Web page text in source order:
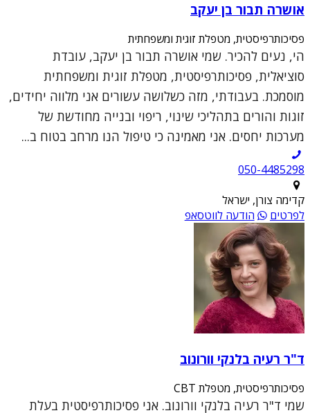
אושרה תבור בן יעקב
פסיכותרפיסטית, מטפלת זוגית ומשפחתית
הי, נעים להכיר. שמי אושרה תבור בן יעקב, עובדת
סוציאלית, פסיכותרפיסטית, מטפלת זוגית ומשפחתית
מוסמכת. בעבודתי, מזה כשלושה עשורים אני מלווה יחידים,
זוגות והורים בתהליכי שינוי, ריפוי ובנייה מחודשת של
מערכות יחסים. אני מאמינה כי טיפול הנו מרחב בטוח ב...
050-4485298
קדימה צורן, ישראל
לפרטים
הודעה לווטסאפ
ד"ר רעיה בלנקי וורונוב
פסיכותרפיסטית, מטפלת CBT
שמי ד"ר רעיה בלנקי וורונוב. אני פסיכותרפיסטית בעלת